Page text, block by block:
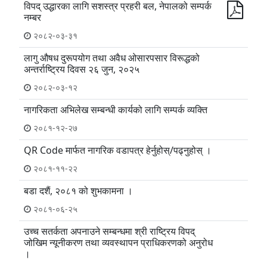
विपद् उद्धारका लागि सशस्त्र प्रहरी बल, नेपालको सम्पर्क
नम्बर
२०८२-०३-३१
लागु औषध दुरूपयोग तथा अवैध ओसारपसार विरूद्धको
अन्तर्राष्ट्रिय दिवस २६ जुन, २०२५
२०८२-०३-१२
नागरिकता अभिलेख सम्बन्धी कार्यको लागि सम्पर्क व्यक्ति
२०८१-१२-२७
QR Code मार्फत नागरिक वडापत्र हेर्नुहोस्/पढ्नुहोस् ।
२०८१-११-२२
बडा दशैं, २०८१ को शुभकामना ।
२०८१-०६-२५
उच्च सतर्कता अपनाउने सम्बन्धमा श्री राष्ट्रिय विपद्
जोखिम न्यूनीकरण तथा व्यवस्थापन प्राधिकरणको अनुरोध
।